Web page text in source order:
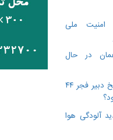
امنیت ملی
در حال
درگذشت ۳ هنرمند سینما؛ پاسخ دبیر فجر ۴۴
آلودگی هوا